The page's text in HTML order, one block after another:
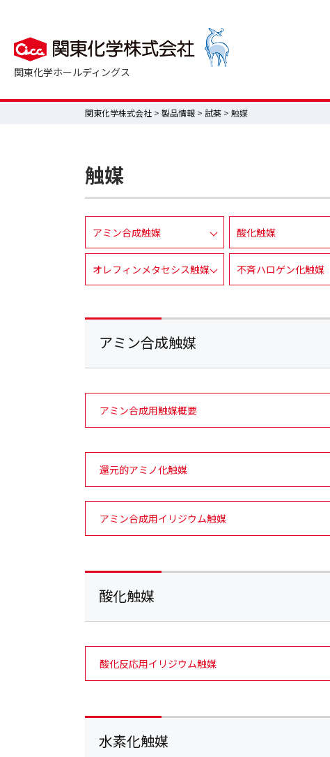
関東化学ホールディングス
関東化学株式会社 > 製品情報 > 試薬 > 触媒
触媒
アミン合成触媒 酸化触媒
オレフィンメタセシス触媒 不斉ハロゲン化触媒
アミン合成触媒
アミン合成用触媒概要
還元的アミノ化触媒
アミン合成用イリジウム触媒
酸化触媒
酸化反応用イリジウム触媒
水素化触媒